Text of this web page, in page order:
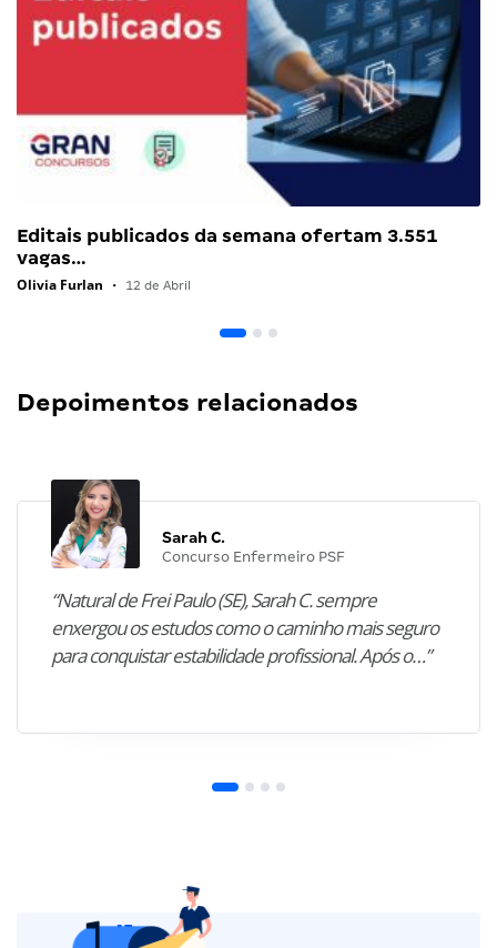
Editais publicados da semana ofertam 3.551
vagas…
Olivia Furlan • 12 de Abril
Depoimentos relacionados
Sarah C.
Concurso Enfermeiro PSF
“Natural de Frei Paulo (SE), Sarah C. sempre
enxergou os estudos como o caminho mais seguro
para conquistar estabilidade profissional. Após o…”